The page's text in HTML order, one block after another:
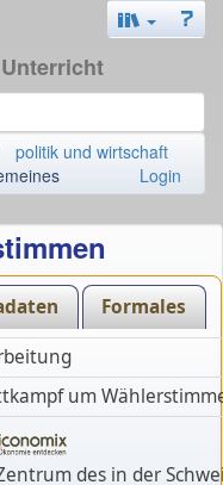
politik und wirtschaft
Login
Formales
um
des in der